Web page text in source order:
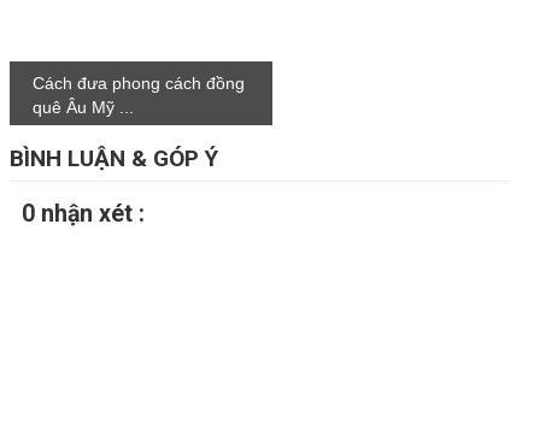
Cách đưa phong cách đồng
quê Âu Mỹ ...
BÌNH LUẬN & GÓP Ý
0 nhận xét :